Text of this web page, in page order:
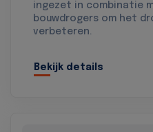
ingezet in combinatie
bouwdrogers om het
verbeteren.
Bekijk details